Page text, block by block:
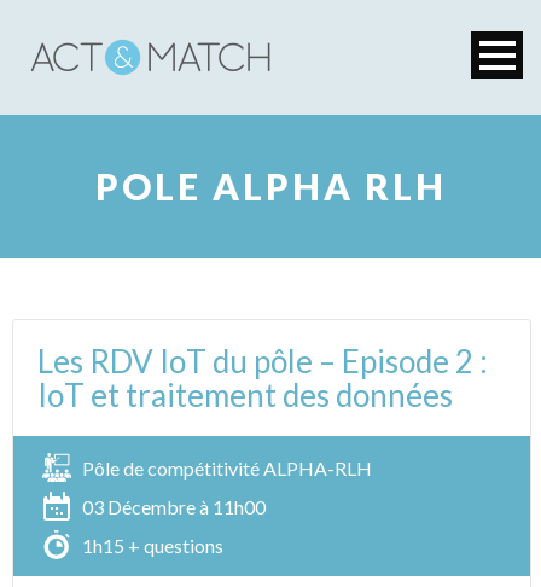
POLE ALPHA RLH
Les RDV IoT du pôle – Episode 2 :
IoT et traitement des données
Pôle de compétitivité ALPHA-RLH
03 Décembre à 11h00
1h15 + questions